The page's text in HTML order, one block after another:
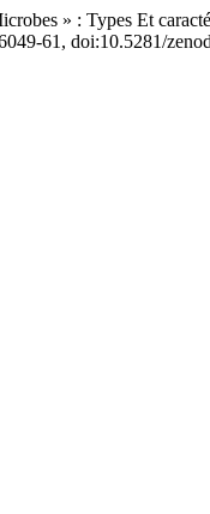
» : Types Et
61, doi:10.5281/